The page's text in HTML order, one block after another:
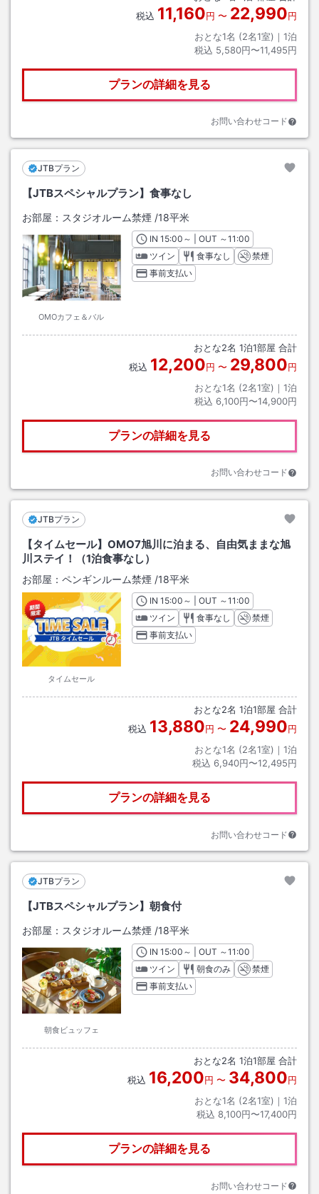
税込 11,160円 〜 22,990円
おとな1名 (2名1室)｜ 1泊
税込 5,580円〜11,495円
プランの詳細を見る
お問い合わせコード
JTBプラン
【JTBスペシャルプラン】食事なし
お部屋： スタジオルーム禁煙 /18平米
OMOカフェ＆バル
INチェックイン
15:00 ～ | OUT チェックアウト
～11:00
ツイン
食事なし
禁煙
事前支払い
おとな2名 1泊1部屋 合計
税込 12,200円 〜 29,800円
おとな1名 (2名1室)｜ 1泊
税込 6,100円〜14,900円
プランの詳細を見る
お問い合わせコード
JTBプラン
【タイムセール】OMO7旭川に泊まる、自由気ままな旭
川ステイ！（1泊食事なし）
お部屋： ペンギンルーム禁煙 /18平米
タイムセール
INチェックイン
15:00 ～ | OUT チェックアウト
～11:00
ツイン
食事なし
禁煙
事前支払い
おとな2名 1泊1部屋 合計
税込 13,880円 〜 24,990円
おとな1名 (2名1室)｜ 1泊
税込 6,940円〜12,495円
プランの詳細を見る
お問い合わせコード
JTBプラン
【JTBスペシャルプラン】朝食付
お部屋： スタジオルーム禁煙 /18平米
朝食ビュッフェ
INチェックイン
15:00 ～ | OUT チェックアウト
～11:00
ツイン
朝食のみ
禁煙
事前支払い
おとな2名 1泊1部屋 合計
税込 16,200円 〜 34,800円
おとな1名 (2名1室)｜ 1泊
税込 8,100円〜17,400円
プランの詳細を見る
お問い合わせコード